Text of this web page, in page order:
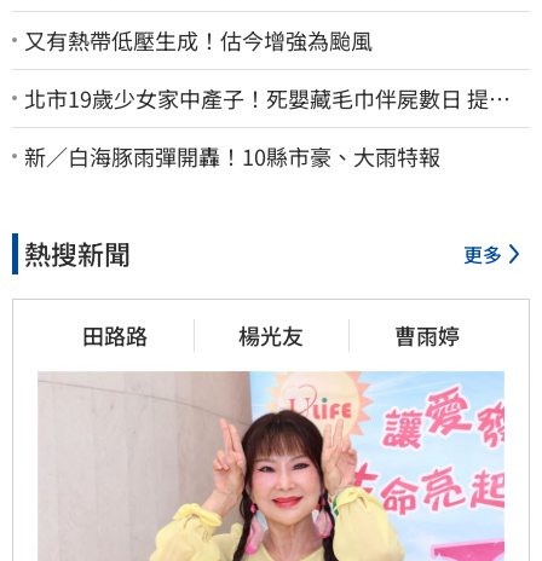
又有熱帶低壓生成！估今增強為颱風
北市19歲少女家中產子！死嬰藏毛巾伴屍數日 提袋
進派出所嚇壞警員
新／白海豚雨彈開轟！10縣市豪、大雨特報
熱搜新聞 更多
田路路 楊光友 曹雨婷